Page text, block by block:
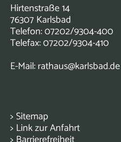
Hirtenstraße 14
76307 Karlsbad
Telefon: 07202/9304-400
Telefax: 07202/9304-410
E-Mail:rathaus@karlsbad.de
> Sitemap
> Link zur Anfahrt